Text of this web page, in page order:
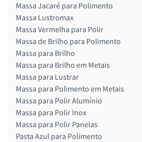
Massa Jacaré para Polimento
Massa Lustromax
Massa Vermelha para Polir
Massa de Brilho para Polimento
Massa para Brilho
Massa para Brilho em Metais
Massa para Lustrar
Massa para Polimento em Metais
Massa para Polir Alumínio
Massa para Polir Inox
Massa para Polir Panelas
Pasta Azul para Polimento